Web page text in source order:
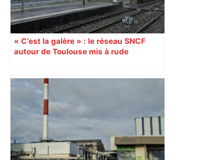
« C’est la galère » : le réseau SNCF
autour de Toulouse mis à rude